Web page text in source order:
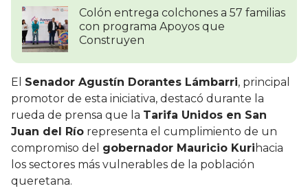
Colón entrega colchones a 57 familias
con programa Apoyos que
Construyen
El Senador Agustín Dorantes Lámbarri, principal
promotor de esta iniciativa, destacó durante la
rueda de prensa que la Tarifa Unidos en San
Juan del Río representa el cumplimiento de un
compromiso del gobernador Mauricio Kuri hacia
los sectores más vulnerables de la población
queretana.